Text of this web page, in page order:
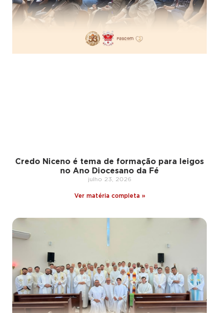
Credo Niceno é tema de formação para leigos
no Ano Diocesano da Fé
julho 23, 2026
Ver matéria completa »